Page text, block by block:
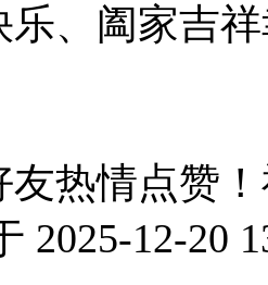
乐、阖家吉
友热情点赞
2025-12-20